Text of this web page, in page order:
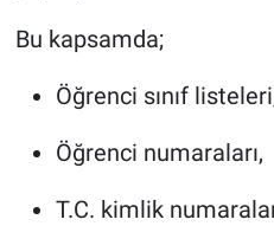
Bu kapsamda;
Öğrenci sınıf
Öğrenci numaraları,
T.C. kimlik